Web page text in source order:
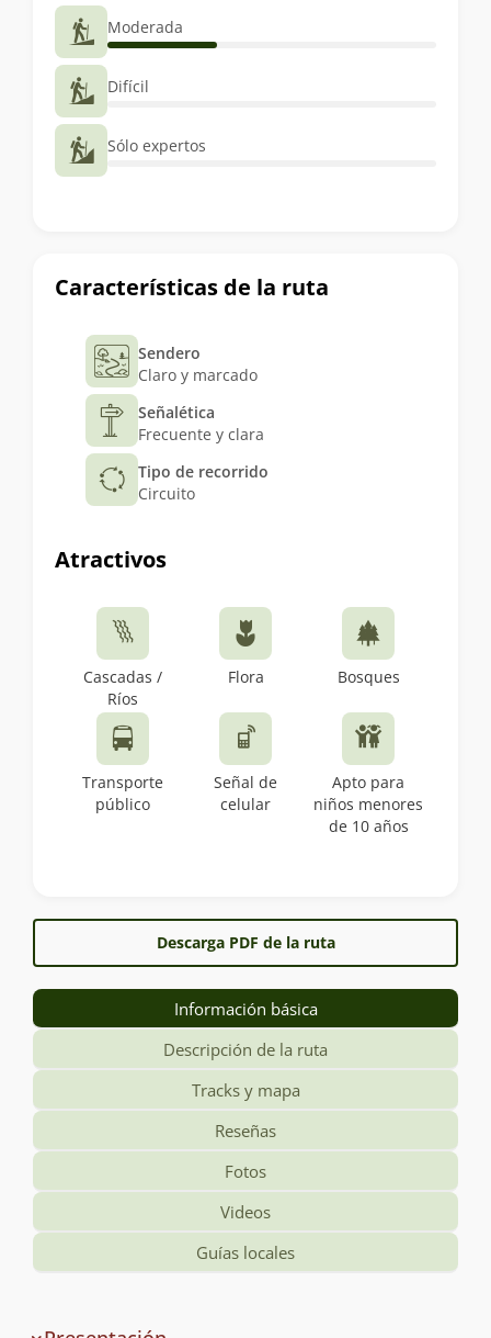
Características de la ruta
Sendero
Claro y marcado
Señalética
Frecuente y clara
Tipo de recorrido
Circuito
Atractivos
Cascadas /
Ríos
Flora Bosques
Transporte
público
Señal de
celular
Apto para
niños menores
de 10 años
Moderada
Difícil
Sólo expertos
Descarga PDF de la ruta
Información básica
Descripción de la ruta
Tracks y mapa
Reseñas
Fotos
Videos
Guías locales